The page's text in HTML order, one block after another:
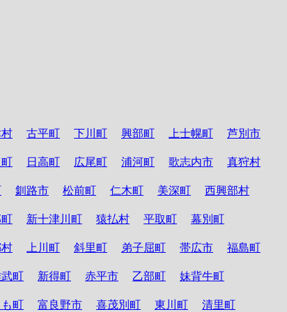
古平町 下川町 興部町 上士幌町 芦別市
日高町 広尾町 浦河町 歌志内市 真狩村
釧路市 松前町 仁木町 美深町 西興部村
新十津川町 猿払村 平取町 幕別町
上川町 斜里町 弟子屈町 帯広市 福島町
町 新得町 赤平市 乙部町 妹背牛町
も町 富良野市 喜茂別町 東川町 清里町